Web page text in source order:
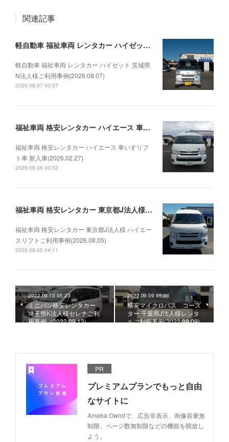
関連記事
軽自動車 福祉車両 レンタカー ハイゼット 茨城県N法人様ご利用事例(2026.08.07)
軽自動車 福祉車両 レンタカー ハイゼット 茨城県
N法人様ご利用事例(2026.08.07)
2026.08.07 00:37
福祉車両 格安レンタカー ハイエース 車いすリフト車 新入庫(2026.02.27)
福祉車両 格安レンタカー ハイエース 車いすリフ
ト車 新入庫(2026.02.27)
2026.08.06 00:52
福祉車両 格安レンタカー 東京都J法人様 ハイエースリフトご利用事例(2026.08.05)
福祉車両 格安レンタカー 東京都J法人様 ハイエー
スリフトご利用事例(2026.08.05)
2026.08.05 04:11
2022.09.13 05:23
ミニバン格安レンタカー
埼玉県K法人様セレナご利
用事例（2022.09.13)
2022.09.09 05:01
格安マイクロバス コース
ター 千葉県J法人様レンタ
ルご利用事例(2022.09.09)
PR
プレミアムプランでもっと自由
なサイトに
Ameba Owndで、広告非表示、画像容量無
制限、ページ数無制限などの機能を開放し
よう。